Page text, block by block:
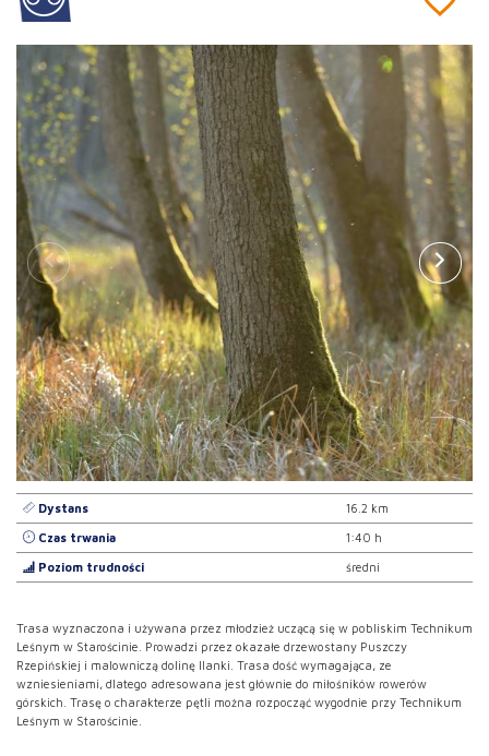
Dystans 16.2 km
Czas trwania 1:40 h
Poziom trudności średni
Trasa wyznaczona i używana przez młodzież uczącą się w pobliskim Technikum
Leśnym w Starościnie. Prowadzi przez okazałe drzewostany Puszczy
Rzepińskiej i malowniczą dolinę Ilanki. Trasa dość wymagająca, ze
wzniesieniami, dlatego adresowana jest głównie do miłośników rowerów
górskich. Trasę o charakterze pętli można rozpocząć wygodnie przy Technikum
Leśnym w Starościnie.